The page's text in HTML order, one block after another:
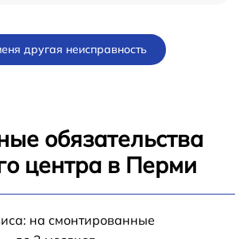
другая неисправность
обязательства
центра в Перми
на смонтированные